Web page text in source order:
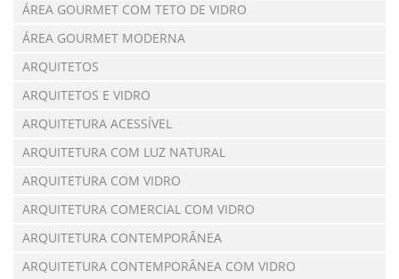
ÁREA GOURMET COM TETO DE VIDRO
ÁREA GOURMET MODERNA
ARQUITETOS
ARQUITETOS E VIDRO
ARQUITETURA ACESSÍVEL
ARQUITETURA COM LUZ NATURAL
ARQUITETURA COM VIDRO
ARQUITETURA COMERCIAL COM VIDRO
ARQUITETURA CONTEMPORÂNEA
ARQUITETURA CONTEMPORÂNEA COM VIDRO